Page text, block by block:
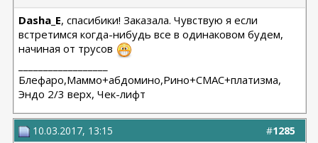
Dasha_E, спасибики! Заказала. Чувствую я если
встретимся когда-нибудь все в одинаковом будем,
начиная от трусов
Блефаро,Маммо+абдомино,Рино+СМАС+платизма,
Эндо 2/3 верх, Чек-лифт
#1285
10.03.2017, 13:15